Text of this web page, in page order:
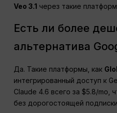
Veo 3.1 через такие
Есть ли более
альтернатива
Да. Такие платформы, как
интегрированный доступ к
Claude 4.6 всего за $5.8/mo,
без дорогостоящей